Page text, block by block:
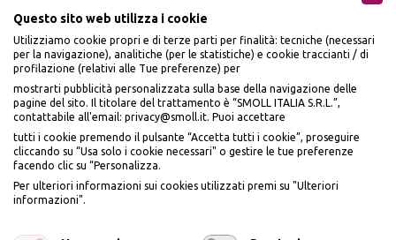
Accettiamo
Seguici sui social
Questo sito web utilizza i cookie
Utilizziamo cookie propri e di terze parti per finalità: tecniche (necessari
per la navigazione), analitiche (per le statistiche) e cookie traccianti / di
profilazione (relativi alle Tue preferenze) per
mostrarti pubblicità personalizzata sulla base della navigazione delle
pagine del sito. Il titolare del trattamento è “SMOLL ITALIA S.R.L.”,
contattabile all'email: privacy@smoll.it. Puoi accettare
tutti i cookie premendo il pulsante “Accetta tutti i cookie”, proseguire
cliccando su “Usa solo i cookie necessari" o gestire le tue preferenze
facendo clic su “Personalizza.
Per ulteriori informazioni sui cookies utilizzati premi su "Ulteriori
informazioni".
BENVENUTO DA
PIÙME